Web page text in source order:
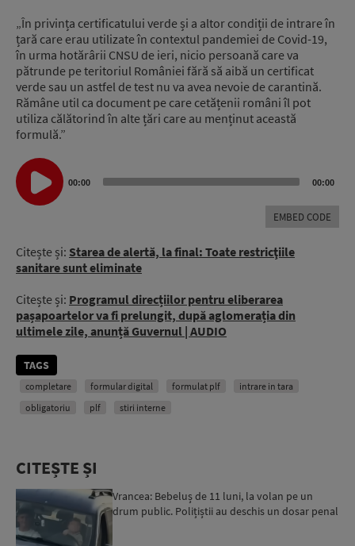
„În privința certificatului verde și a altor condiții de intrare în
țară care erau utilizate în contextul pandemiei de Covid-19,
în urma hotărârii CNSU de ieri, nicio persoană care va
pătrunde pe teritoriul României fără să aibă un certificat
verde sau un astfel de test nu va avea nevoie de carantină.
Rămâne util ca document pe care cetățenii români îl pot
utiliza călătorind în alte țări care au menținut această
formulă.”
Audio
Player
00:00 00:00
EMBED CODE
Citește și: Starea de alertă, la final: Toate restricţiile
sanitare sunt eliminate
Citește și: Programul direcțiilor pentru eliberarea
pașapoartelor va fi prelungit, după aglomerația din
ultimele zile, anunță Guvernul | AUDIO
TAGS
completare formular digital formulat plf
intrare in tara
obligatoriu
plf stiri interne
CITEȘTE ȘI
Vrancea: Bebeluș de 11 luni, la volan pe un
drum public. Polițiștii au deschis un dosar penal